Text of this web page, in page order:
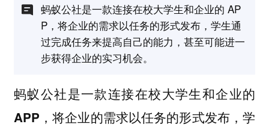
蚂蚁公社是一款连接在校大学生和企业的 AP
P，将企业的需求以任务的形式发布，学生通
过完成任务来提高自己的能力，甚至可能进一
步获得企业的实习机会。
蚂蚁公社是一款连接在校大学生和企业的
APP，将企业的需求以任务的形式发布，学